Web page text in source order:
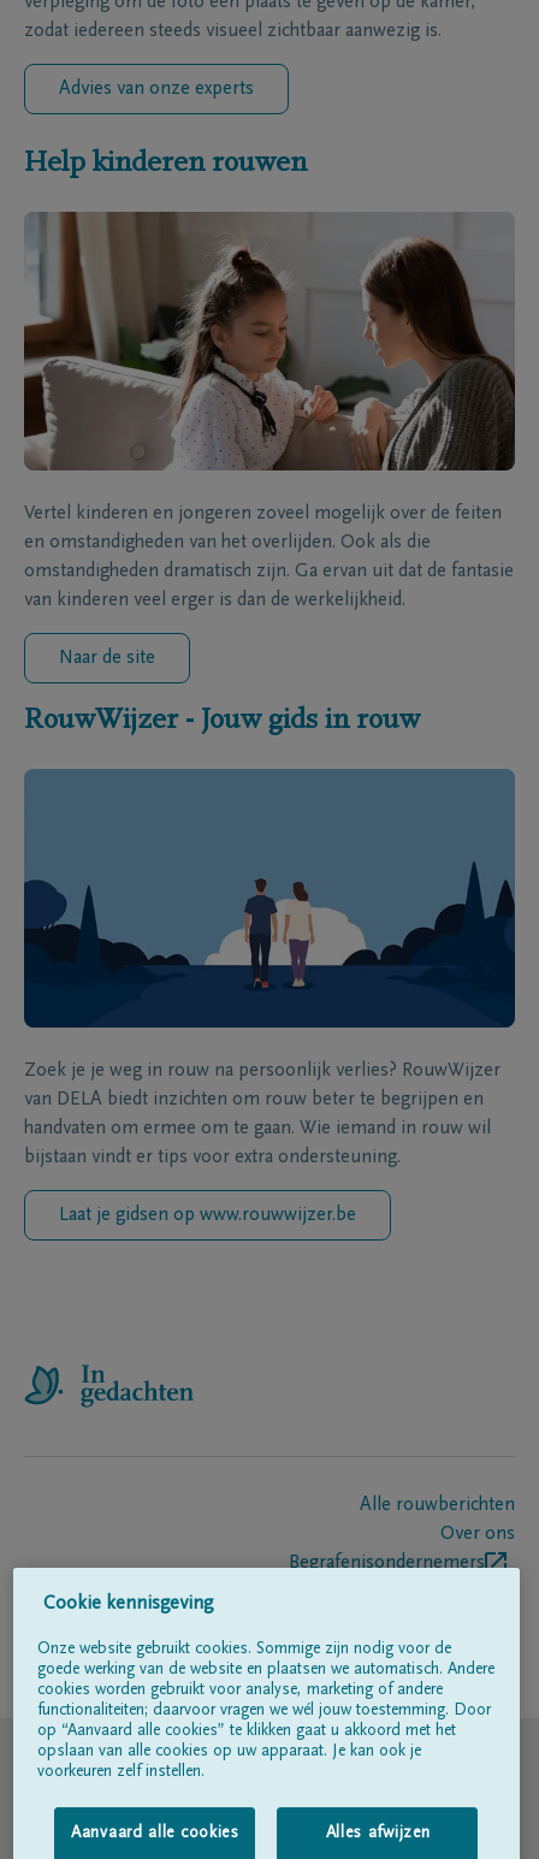
zodat iedereen steeds visueel zichtbaar aanwezig is.
Advies van onze experts
Help kinderen rouwen
Vertel kinderen en jongeren zoveel mogelijk over de feiten
en omstandigheden van het overlijden. Ook als die
omstandigheden dramatisch zijn. Ga ervan uit dat de fantasie
van kinderen veel erger is dan de werkelijkheid.
Naar de site
RouwWijzer - Jouw gids in rouw
Zoek je je weg in rouw na persoonlijk verlies? RouwWijzer
van DELA biedt inzichten om rouw beter te begrijpen en
handvaten om ermee om te gaan. Wie iemand in rouw wil
bijstaan vindt er tips voor extra ondersteuning.
Laat je gidsen op www.rouwwijzer.be
Alle rouwberichten
Over ons
Begrafenisondernemers
Volg ons op
© DELA
Gebruiksvoorwaarden
Cookie kennisgeving
Onze website gebruikt cookies. Sommige zijn nodig voor de
goede werking van de website en plaatsen we automatisch. Andere
cookies worden gebruikt voor analyse, marketing of andere
functionaliteiten; daarvoor vragen we wél jouw toestemming. Door
op “Aanvaard alle cookies” te klikken gaat u akkoord met het
opslaan van alle cookies op uw apparaat. Je kan ook je
voorkeuren zelf instellen.
Aanvaard alle cookies Alles afwijzen